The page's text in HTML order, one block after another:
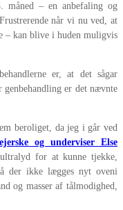
– en anbefaling og
når vi nu ved, at
– kan blive i huden muligvis
er, at det sågar
er det nævnte
beroliget, da jeg i går ved
og underviser Else
for at kunne tjekke,
der ikke lægges nyt oveni
og masser af tålmodighed,